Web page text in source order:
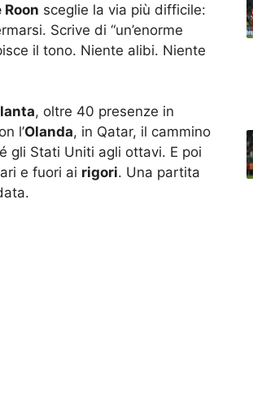
Roon sceglie la via più difficile:
Scrive di “un’enorme
il tono. Niente alibi. Niente
, oltre 40 presenze in
l’Olanda, in Qatar, il cammino
gli Stati Uniti agli ottavi. E poi
e fuori ai rigori. Una partita